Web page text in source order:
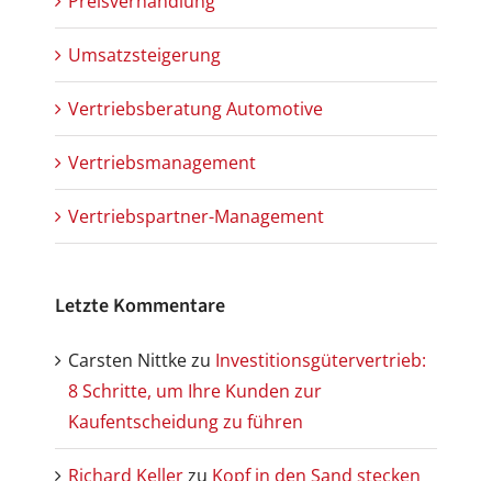
Umsatzsteigerung
Vertriebsberatung Automotive
Vertriebsmanagement
Vertriebspartner-Management
Letzte Kommentare
Carsten Nittkezu Investitionsgütervertrieb:
8 Schritte, um Ihre Kunden zur
Kaufentscheidung zu führen
Richard Keller zu Kopf in den Sand stecken